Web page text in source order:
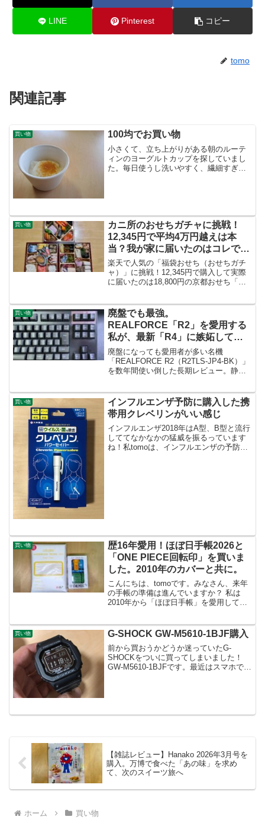
LINE Pinterest コピー
tomo
関連記事
買い物 100均でお買い物
小さくて、立ち上がりがある朝のルーテ
ィンのヨーグルトカップを探していまし
た。毎日使うし洗いやすく、繊細すぎ
買い物
カニ所のおせちガチャに挑戦！
12,345円で平均4万円越えは本
当？我が家に届いたのはコレでし
た。
楽天で人気の「福袋おせち（おせちガチ
ャ）」に挑戦！12,345円で購入して実際
に届いたのは18,800円の京都おせち「江
のコツや来年の予約の参考にどうぞ。
【2026年正月実食レビュー】
買い物
廃盤でも最強。
REALFORCE「R2」を愛用する
私が、最新「R4」に嫉妬してい
る理由
廃盤になっても愛用者が多い名機
「REALFORCE R2（R2TLS-JP4-BK）」
を数年間使い倒した長期レビュー。静
うべきおすすめモデルを紹介します。
買い物
インフルエンザ予防に購入した携
帯用クレベリンがいい感じ
インフルエンザ2018年はA型、B型と流行
しててなかなかの猛威を振るっています
ね！私tomoは、インフルエンザの予防接
買い物
歴16年愛用！ほぼ日手帳2026と
「ONE PIECE回転印」を買いま
した。2010年のカバーと共に。
こんにちは、tomoです。みなさん、来年
の手帳の準備は進んでいますか？ 私は
2010年から「ほぼ日手帳」を愛用してお
（A6）本体だけ買おう」 そう思っていた
買い物 G-SHOCK GW-M5610-1BJF購入
前から買おうかどうか迷っていたG-
SHOCKをついに買ってしまいました！
GW-M5610-1BJFです。最近はスマホで時
【雑誌レビュー】Hanako 2026年3月号を
購入。万博で食べた「あの味」を求め
て、次のスイーツ旅へ
ホーム 買い物